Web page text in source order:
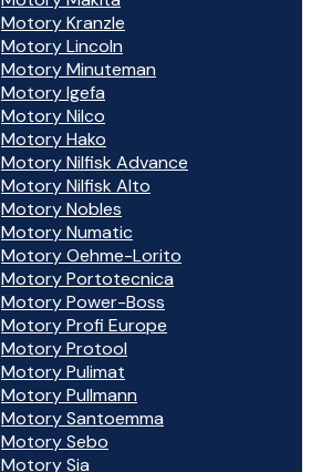
Motory Kranzle
Motory Lincoln
Motory Minuteman
Motory Igefa
Motory Nilco
Motory Hako
Motory Nilfisk Advance
Motory Nilfisk Alto
Motory Nobles
Motory Numatic
Motory Oehme-Lorito
Motory Portotecnica
Motory Power-Boss
Motory Profi Europe
Motory Protool
Motory Pulimat
Motory Pullmann
Motory Santoemma
Motory Sebo
Motory Sia